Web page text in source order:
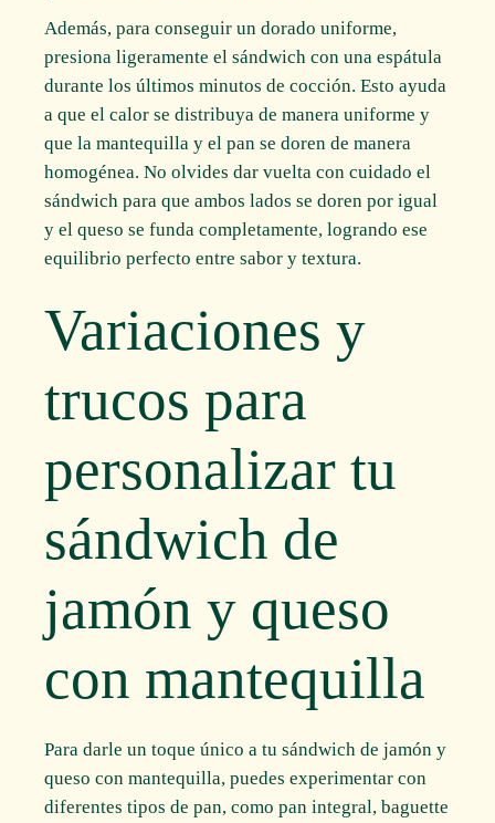
Además, para conseguir un dorado uniforme,
presiona ligeramente el sándwich con una espátula
durante los últimos minutos de cocción. Esto ayuda
a que el calor se distribuya de manera uniforme y
que la mantequilla y el pan se doren de manera
homogénea. No olvides dar vuelta con cuidado el
sándwich para que ambos lados se doren por igual
y el queso se funda completamente, logrando ese
equilibrio perfecto entre sabor y textura.
Variaciones y
trucos para
personalizar tu
sándwich de
jamón y queso
con mantequilla
Para darle un toque único a tu sándwich de jamón y
queso con mantequilla, puedes experimentar con
diferentes tipos de pan, como pan integral, baguette